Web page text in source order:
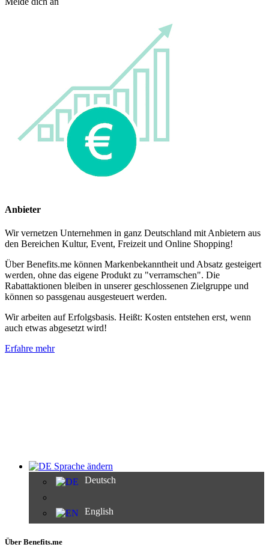
Anbieter
Wir vernetzen Unternehmen in ganz Deutschland mit Anbietern aus
den Bereichen Kultur, Event, Freizeit und Online Shopping!
Über Benefits.me können Markenbekanntheit und Absatz gesteigert
werden, ohne das eigene Produkt zu "verramschen". Die
Rabattaktionen bleiben in unserer geschlossenen Zielgruppe und
können so passgenau ausgesteuert werden.
Wir arbeiten auf Erfolgsbasis. Heißt: Kosten entstehen erst, wenn
auch etwas abgesetzt wird!
Erfahre mehr
Sprache ändern
Deutsch
English
Über Benefits.me